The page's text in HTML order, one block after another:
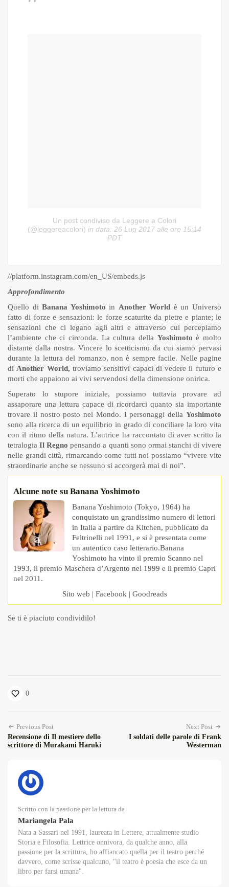
Un post condiviso da Leggere a Colori
(@leggereacolori) in data: 26 Lug 2017 alle ore 15:14
PDT
//platform.instagram.com/en_US/embeds.js
Approfondimento
Quello diBanana Yoshimoto in Another World è un Universo
fatto di forze e sensazioni: le forze scaturite da pietre e piante; le
sensazioni che ci legano agli altri e attraverso cui percepiamo
l’ambiente che ci circonda. La cultura della Yoshimoto è molto
distante dalla nostra. Vincere lo scetticismo da cui siamo pervasi
durante la lettura del romanzo, non è sempre facile. Nelle pagine
di Another World, troviamo sensitivi capaci di vedere il futuro e
morti che appaiono ai vivi servendosi della dimensione onirica.
Superato lo stupore iniziale, possiamo tuttavia provare ad
assaporare una lettura capace di ricordarci quanto sia importante
trovare il nostro posto nel Mondo. I personaggi della Yoshimoto
sono alla ricerca di un equilibrio in grado di conciliare la loro vita
con il ritmo della natura. L’autrice ha raccontato di aver scritto la
tetralogiaIl Regno pensando a quanti sono ormai stanchi di vivere
nelle grandi città, rimarcando come tutti noi possiamo “vivere vite
straordinarie anche se nessuno si accorgerà mai di noi”.
Alcune note su Banana Yoshimoto
Banana Yoshimoto (Tokyo, 1964) ha
conquistato un grandissimo numero di lettori
in Italia a partire da Kitchen, pubblicato da
Feltrinelli nel 1991, e si è presentata come
un autentico caso letterario.Banana
Yoshimoto ha vinto il premio Scanno nel
1993, il premio Maschera d’Argento nel 1999 e il premio Capri
nel 2011.
Sito web | Facebook | Goodreads
Se ti è piaciuto condividilo!
0
Previous Post
Recensione di Il mestiere dello
scrittore di Murakami Haruki
Next Post
I soldati delle parole di Frank
Westerman
Scritto con la passione per la lettura da
Mariangela Pala
Nata a Sassari nel 1991, laureata in Lettere, attualmente studio
Storia e Filosofia. Lettrice onnivora, da qualche anno, alla
passione per la scrittura, ho affiancato quella per il teatro perché
davvero, come scrisse qualcuno, "il teatro è poesia che esce da un
libro per farsi umana".